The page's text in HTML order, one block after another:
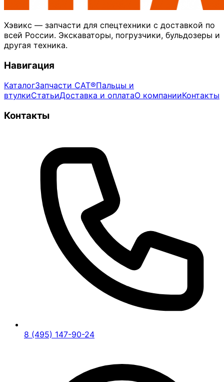
Хэвикс — запчасти для спецтехники с доставкой по
всей России. Экскаваторы, погрузчики, бульдозеры и
другая техника.
Навигация
КаталогЗапчасти CAT®Пальцы и
втулкиСтатьиДоставка и оплатаО компанииКонтакты
Контакты
8 (495) 147-90-24